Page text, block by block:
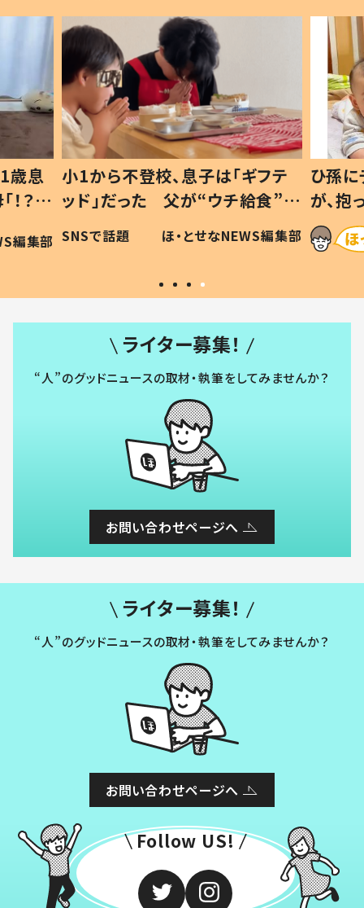
歳息
？」
編集部
小1から不登校、息子は「ギフテ
ッド」だった 父が“ウチ給食”を
作り続ける理由とは #令和の親
#令和の子
SNSで話題 ほ・とせなNEWS編集部
ひ孫
が、
「涙が
い」
ライター募集！
“人”のグッドニュースの取材・執筆をしてみませんか？
お問い合わせページへ
ライター募集！
“人”のグッドニュースの取材・執筆をしてみませんか？
お問い合わせページへ
Follow US!